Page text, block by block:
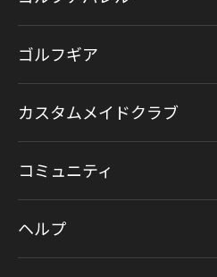
ゴルフギア
カスタムメイドクラブ
コミュニティ
ヘルプ